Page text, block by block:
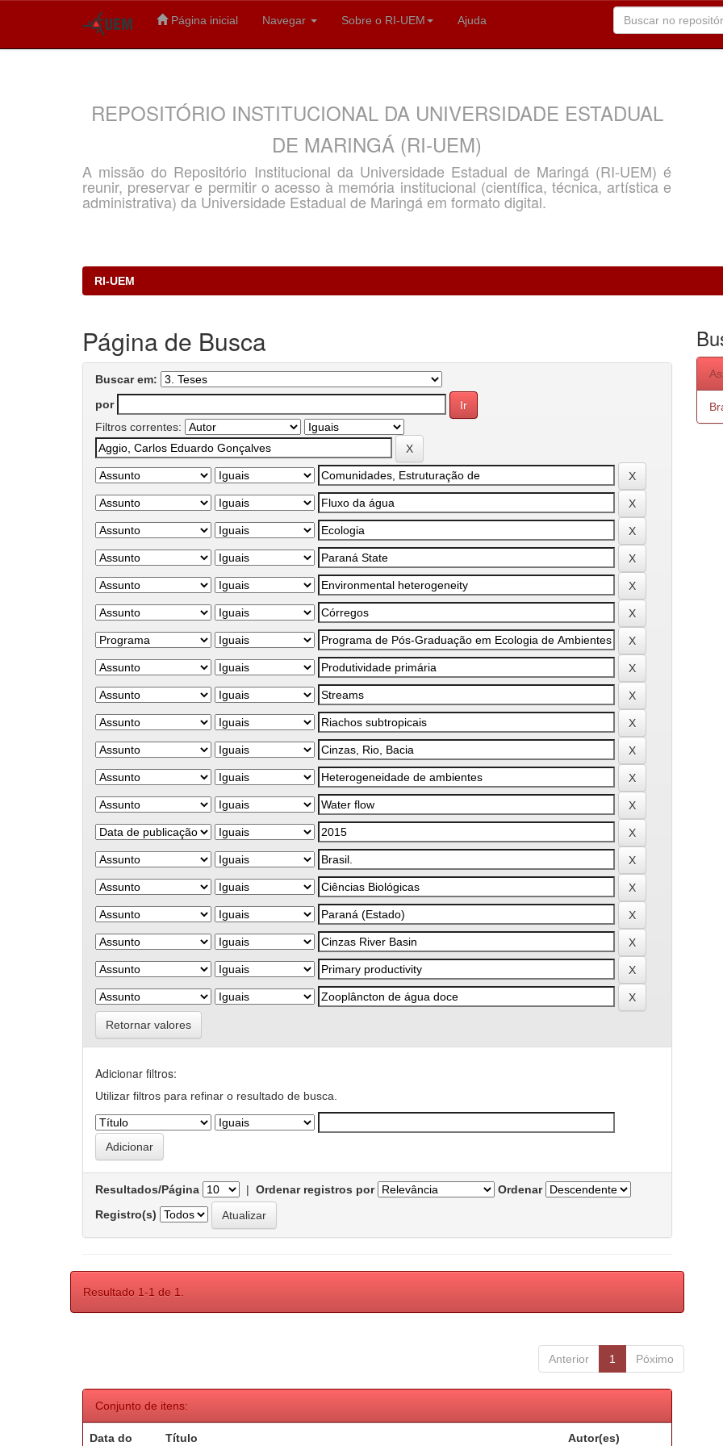
Página inicial Navegar Sobre o RI-UEM Ajuda
REPOSITÓRIO INSTITUCIONAL DA UNIVERSIDADE ESTADUAL
DE MARINGÁ (RI-UEM)
A missão do Repositório Institucional da Universidade Estadual de Maringá (RI-UEM) é
reunir, preservar e permitir o acesso à memória institucional (científica, técnica, artística e
administrativa) da Universidade Estadual de Maringá em formato digital.
RI-UEM
Página de Busca
Buscar em:
por
Filtros correntes:
Retornar valores
Adicionar filtros:
Utilizar filtros para refinar o resultado de busca.
Resultados/Página | Ordenar registros por
Ordenar
Registro(s)
Resultado 1-1 de 1.
Anterior 1 Póximo
Conjunto de itens:
Data do Título Autor(es)